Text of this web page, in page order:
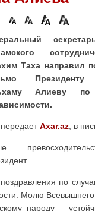
Таха направил
Президенту
Алиеву
Axar.az , в
по
Молю
народу –